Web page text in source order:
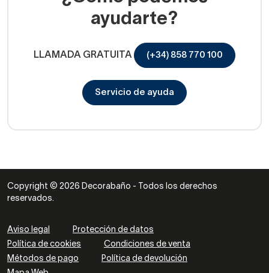
ayudarte?
LLAMADA GRATUITA (+34) 858 770 100
Servicio de ayuda
Copyright © 2026 Decorabaño - Todos los derechos
reservados.
Aviso legal
Protección de datos
Política de cookies
Condiciones de venta
Métodos de pago
Política de devolución